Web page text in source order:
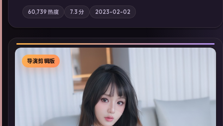
两代人的执念在暴风雨夜正面相撞；摄影与配乐强化地域气质；
站内亦可通过「国产免费观看高清电视剧在线看」延展检索同类
型高分佳作，畅享高清在线追剧体验。
60,739 热度 7.3 分 2023-02-02
▶
导演剪辑版